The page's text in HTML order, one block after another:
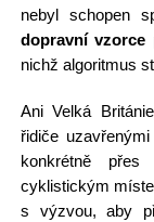
nebyl schopen
dopravní vzorce
nichž algoritmus
Ani Velká
řidiče
konkrétně přes
cyklistickým
s výzvou, aby